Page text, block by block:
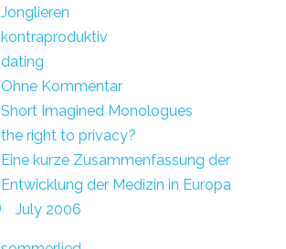
Jonglieren
kontraproduktiv
dating
Ohne Kommentar
Short Imagined Monologues
the right to privacy?
Eine kurze Zusammenfassung der
Entwicklung der Medizin in Europa
July 2006